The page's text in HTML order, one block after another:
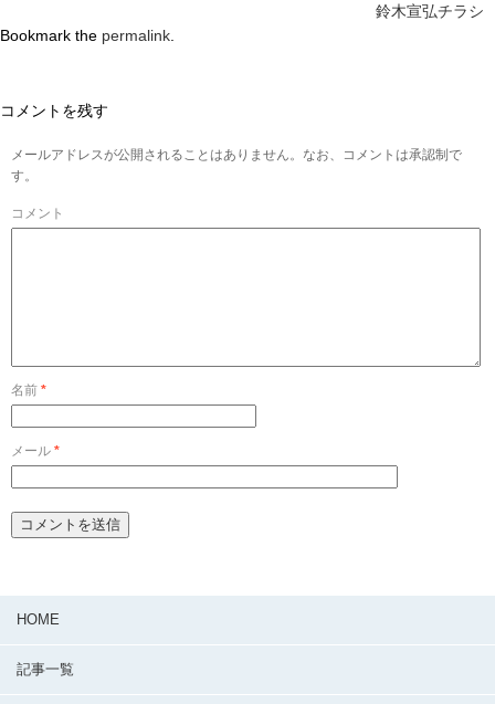
鈴木宣弘チラシ
Bookmark the permalink
コメントを残す
メールアドレスが公開されることはありません。なお、コメントは承認制で
す。
コメント
名前 *
メール *
HOME
記事一覧